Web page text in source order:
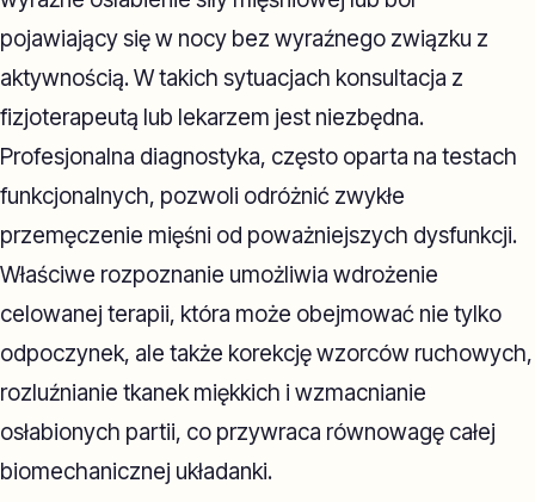
pojawiający się w nocy bez wyraźnego związku z
aktywnością. W takich sytuacjach konsultacja z
fizjoterapeutą lub lekarzem jest niezbędna.
Profesjonalna diagnostyka, często oparta na testach
funkcjonalnych, pozwoli odróżnić zwykłe
przemęczenie mięśni od poważniejszych dysfunkcji.
Właściwe rozpoznanie umożliwia wdrożenie
celowanej terapii, która może obejmować nie tylko
odpoczynek, ale także korekcję wzorców ruchowych,
rozluźnianie tkanek miękkich i wzmacnianie
osłabionych partii, co przywraca równowagę całej
biomechanicznej układanki.